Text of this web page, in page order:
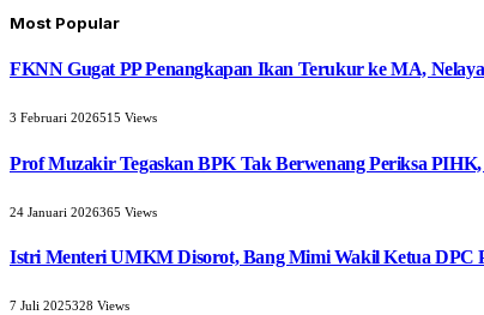
Most Popular
FKNN Gugat PP Penangkapan Ikan Terukur ke MA,
3 Februari 2026515 Views
Prof Muzakir Tegaskan BPK Tak Berwenang Periksa
24 Januari 2026365 Views
Istri Menteri UMKM Disorot, Bang Mimi Wakil Ketua
7 Juli 2025328 Views